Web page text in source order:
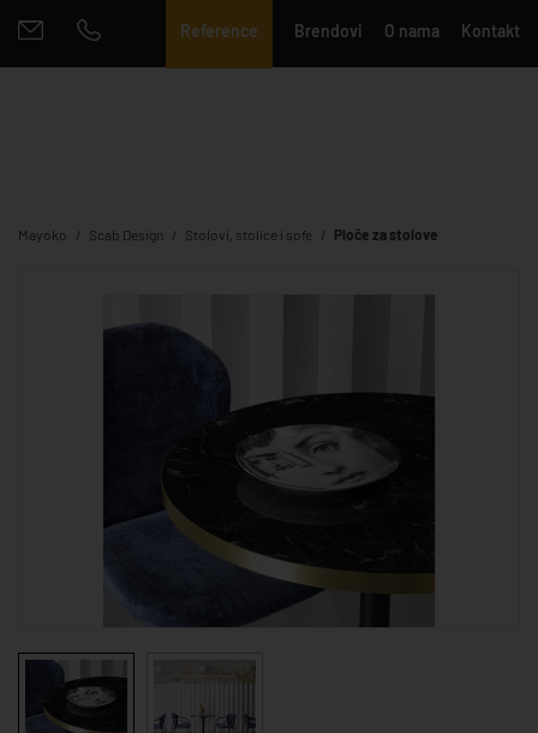
Reference Brendovi O nama Kontakt
Mayoko Scab Design Stolovi, stolice i sofe Ploče za stolove